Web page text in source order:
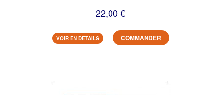
22,00 €
VOIR EN DETAILS COMMANDER